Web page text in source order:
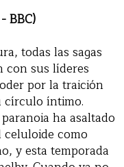
BBC)
todas las sagas
con sus líderes
por la traición
círculo íntimo.
ha asaltado
celuloide como
y esta temporada